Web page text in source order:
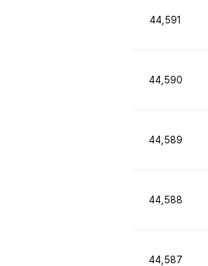
44,591
44,590
44,589
44,588
44,587